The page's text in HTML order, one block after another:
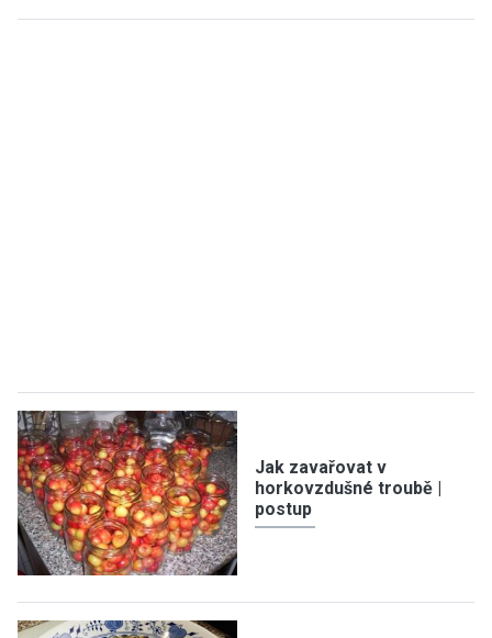
Jak zavařovat v
horkovzdušné troubě |
postup